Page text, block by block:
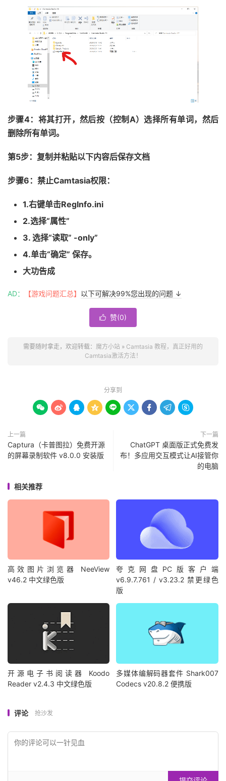
步骤4：将其打开，然后按（控制A）选择所有单词，然后
删除所有单词。
第5步：复制并粘贴以下内容后保存文档
步骤6：禁止Camtasia权限：
1.右键单击RegInfo.ini
2.选择“属性”
3. 选择“读取” -only”
4.单击“确定” 保存。
大功告成
AD： 【游戏问题汇总】 以下可解决99%您出现的问题 ↓
 赞(0)
需要随时拿走，欢迎转载： 魔方小站 » Camtasia 教程，真正好用的
Camtasia激活方法！
分享到
        
上一篇
Captura（卡普图拉）免费开源
的屏幕录制软件 v8.0.0 安装版
下一篇
ChatGPT 桌面版正式免费发
布！多应用交互模式让AI接管你
的电脑
相关推荐
高效图片浏览器 NeeView
v46.2 中文绿色版
夸克网盘PC版客户端
v6.9.7.761 / v3.23.2 禁更绿色
版
开源电子书阅读器 Koodo
Reader v2.4.3 中文绿色版
多媒体编解码器套件 Shark007
Codecs v20.8.2 便携版
评论 抢沙发